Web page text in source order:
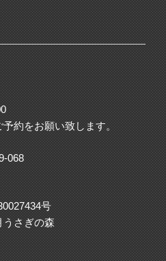
約をお願い致します。
068
号
うさぎの森